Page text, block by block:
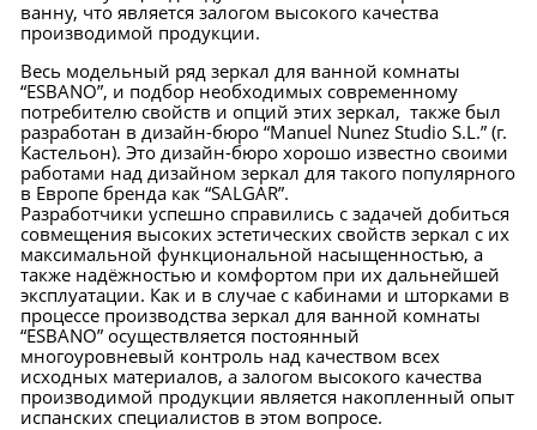
ванну, что является залогом высокого качества
производимой продукции.
Весь модельный ряд зеркал для ванной комнаты
“ESBANO”, и подбор необходимых современному
потребителю свойств и опций этих зеркал, также был
разработан в дизайн-бюро “Manuel Nunez Studio S.L.” (г.
Кастельон). Это дизайн-бюро хорошо известно своими
работами над дизайном зеркал для такого популярного
в Европе бренда как “SALGAR”.
Разработчики успешно справились с задачей добиться
совмещения высоких эстетических свойств зеркал с их
максимальной функциональной насыщенностью, а
также надёжностью и комфортом при их дальнейшей
эксплуатации. Как и в случае с кабинами и шторками в
процессе производства зеркал для ванной комнаты
“ESBANO” осуществляется постоянный
многоуровневый контроль над качеством всех
исходных материалов, а залогом высокого качества
производимой продукции является накопленный опыт
испанских специалистов в этом вопросе.